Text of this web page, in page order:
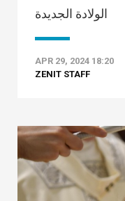
الولادة الجديدة
APR 29, 2024 18:20
ZENIT STAFF